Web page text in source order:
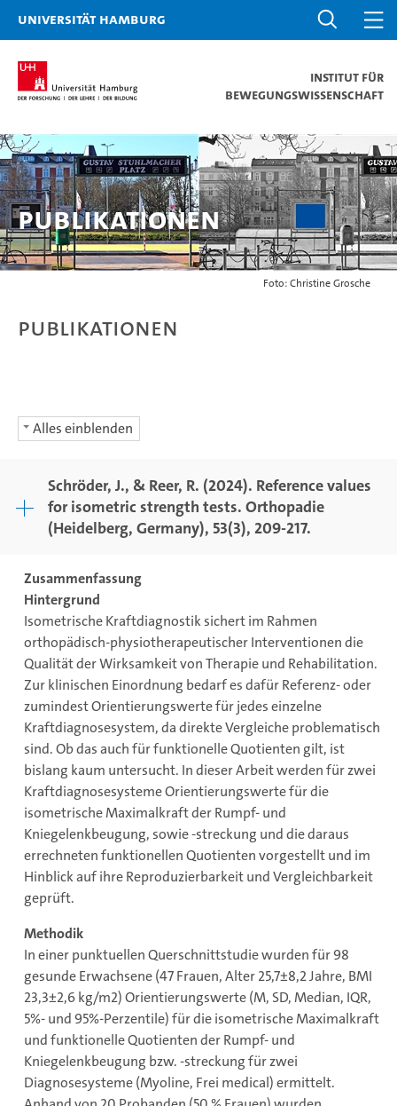
Universität Hamburg
Institut für
Bewegungswissenschaft
Foto: Christine Grosche
Publikationen
Publikationen
Alles einblenden
Schröder, J., & Reer, R. (2024). Reference values
for isometric strength tests. Orthopadie
(Heidelberg, Germany), 53(3), 209-217.
Zusammenfassung
Hintergrund
Isometrische Kraftdiagnostik sichert im Rahmen
orthopädisch-physiotherapeutischer Interventionen die
Qualität der Wirksamkeit von Therapie und Rehabilitation.
Zur klinischen Einordnung bedarf es dafür Referenz- oder
zumindest Orientierungswerte für jedes einzelne
Kraftdiagnosesystem, da direkte Vergleiche problematisch
sind. Ob das auch für funktionelle Quotienten gilt, ist
bislang kaum untersucht. In dieser Arbeit werden für zwei
Kraftdiagnosesysteme Orientierungswerte für die
isometrische Maximalkraft der Rumpf- und
Kniegelenkbeugung, sowie -streckung und die daraus
errechneten funktionellen Quotienten vorgestellt und im
Hinblick auf ihre Reproduzierbarkeit und Vergleichbarkeit
geprüft.
Methodik
In einer punktuellen Querschnittstudie wurden für 98
gesunde Erwachsene (47 Frauen, Alter 25,7±8,2 Jahre, BMI
23,3±2,6 kg/m2) Orientierungswerte (M, SD, Median, IQR,
5%- und 95%-Perzentile) für die isometrische Maximalkraft
und funktionelle Quotienten der Rumpf- und
Kniegelenkbeugung bzw. -streckung für zwei
Diagnosesysteme (Myoline, Frei medical) ermittelt.